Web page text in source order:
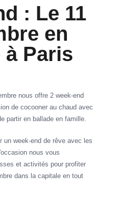
: Le 11
en
Paris
nous offre 2 week-end
de cocooner au chaud avec
partir en ballade en famille.
un week-end de rêve avec les
nous vous
et activités pour profiter
dans la capitale en tout